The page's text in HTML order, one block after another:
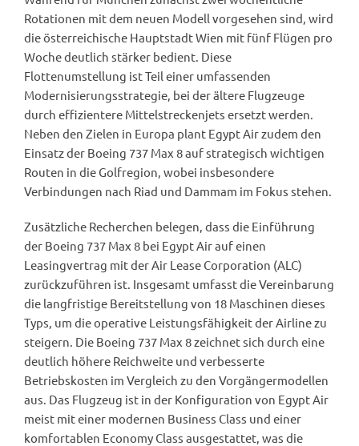
Rotationen mit dem neuen Modell vorgesehen sind, wird
die österreichische Hauptstadt Wien mit fünf Flügen pro
Woche deutlich stärker bedient. Diese
Flottenumstellung ist Teil einer umfassenden
Modernisierungsstrategie, bei der ältere Flugzeuge
durch effizientere Mittelstreckenjets ersetzt werden.
Neben den Zielen in Europa plant Egypt Air zudem den
Einsatz der Boeing 737 Max 8 auf strategisch wichtigen
Routen in die Golfregion, wobei insbesondere
Verbindungen nach Riad und Dammam im Fokus stehen.
Zusätzliche Recherchen belegen, dass die Einführung
der Boeing 737 Max 8 bei Egypt Air auf einen
Leasingvertrag mit der Air Lease Corporation (ALC)
zurückzuführen ist. Insgesamt umfasst die Vereinbarung
die langfristige Bereitstellung von 18 Maschinen dieses
Typs, um die operative Leistungsfähigkeit der Airline zu
steigern. Die Boeing 737 Max 8 zeichnet sich durch eine
deutlich höhere Reichweite und verbesserte
Betriebskosten im Vergleich zu den Vorgängermodellen
aus. Das Flugzeug ist in der Konfiguration von Egypt Air
meist mit einer modernen Business Class und einer
komfortablen Economy Class ausgestattet, was die